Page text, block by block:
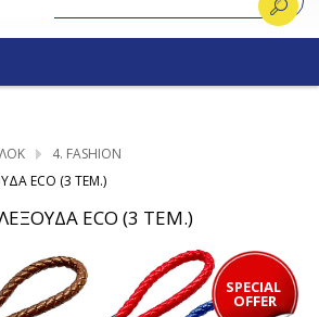
4. FASHION
ECO (3 ΤΕΜ.)
ECO (3 ΤΕΜ.)
SPECIAL
OFFER